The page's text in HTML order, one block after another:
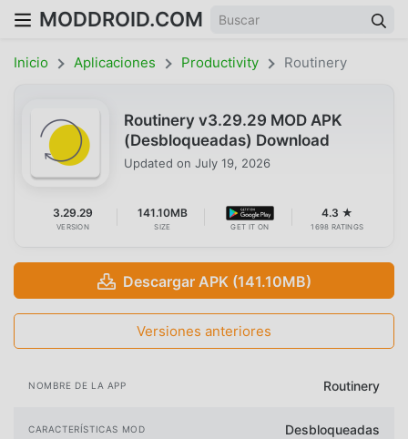
MODDROID.COM
Inicio Aplicaciones Productivity Routinery
Routinery v3.29.29 MOD APK
(Desbloqueadas) Download
Updated on July 19, 2026
3.29.29
VERSION
141.10MB
SIZE GET IT ON
4.3 ★
1698 RATINGS
Descargar APK (141.10MB)
Versiones anteriores
NOMBRE DE LA APP Routinery
CARACTERÍSTICAS MOD Desbloqueadas